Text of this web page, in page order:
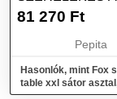
81 270 Ft
Pepita
Hasonlók, mint Fox
table xxl sátor
szerelékes asztal